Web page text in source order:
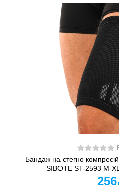
Бандаж на стегно
SIBOTE ST-2593 М-
256